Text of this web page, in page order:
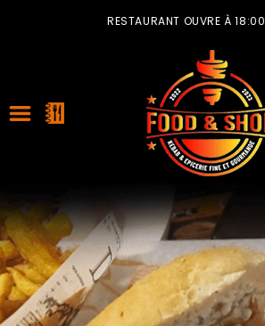
RESTAURANT OUVRE À 18:00
ACCUEIL
LA CARTE